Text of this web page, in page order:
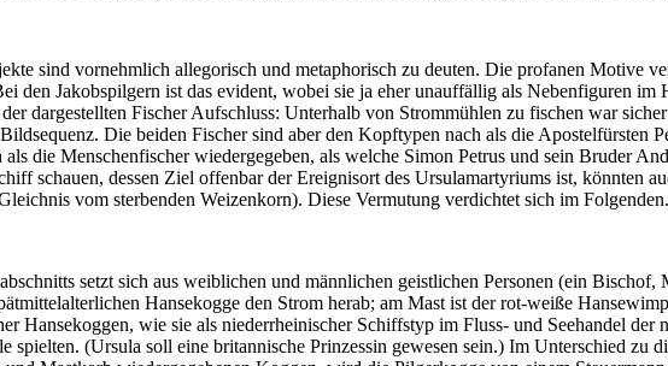
sind vornehmlich allegorisch und metaphorisch zu deuten. Die profanen Motive
den Jakobspilgern ist das evident, wobei sie ja eher unauffällig als Nebenfiguren
dargestellten Fischer Aufschluss: Unterhalb von Strommühlen zu fischen war
Die beiden Fischer sind aber den Kopftypen nach als die
die Menschenfischer wiedergegeben, als welche Simon Petrus und sein Bruder
schauen, dessen Ziel offenbar der Ereignisort des Ursulamartyriums ist, könnten
vom sterbenden Weizenkorn). Diese Vermutung verdichtet sich im Folgenden.
setzt sich aus weiblichen und männlichen geistlichen Personen (ein
Hansekogge den Strom herab; am Mast ist der rot-weiße
Hansekoggen, wie sie als niederrheinischer Schiffstyp im Fluss- und Seehandel
spielten. (Ursula soll eine britannische Prinzessin gewesen sein.) Im Unterschied